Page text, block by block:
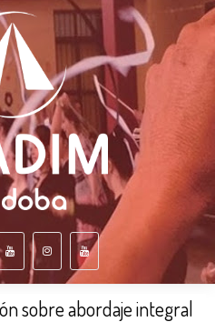
sobre abordaje integral